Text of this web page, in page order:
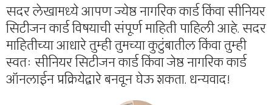
सदर लेखामध्ये आपण ज्येष्ठ नागरिक कार्ड किंवा सीनियर
सिटीजन कार्ड विषयाची संपूर्ण माहिती पाहिली आहे. सदर
माहितीच्या आधारे तुम्ही तुमच्या कुटुंबातील किंवा तुम्ही
स्वतः सीनियर सिटीजन कार्ड किंवा जेष्ठ नागरिक कार्ड
ऑनलाईन प्रक्रियेद्वारे बनवून घेऊ शकता. धन्यवाद!